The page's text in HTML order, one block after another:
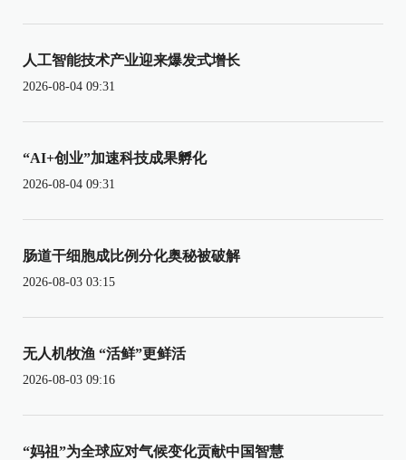
人工智能技术产业迎来爆发式增长
2026-08-04 09:31
“AI+创业”加速科技成果孵化
2026-08-04 09:31
肠道干细胞成比例分化奥秘被破解
2026-08-03 03:15
无人机牧渔 “活鲜”更鲜活
2026-08-03 09:16
“妈祖”为全球应对气候变化贡献中国智慧